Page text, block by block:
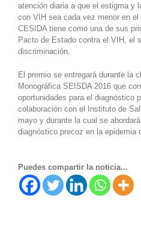
atención diaria a que el estigma y
con VIH sea cada vez menor en el
CESIDA tiene como una de sus
Pacto de Estado contra el VIH, el
discriminación.
El premio se entregará durante la
Monográfica SEISDA 2016 que
oportunidades para el diagnóstico
colaboración con el Instituto de
mayo y durante la cual se
diagnóstico precoz en la epidemia
Puedes compartir la noticia...